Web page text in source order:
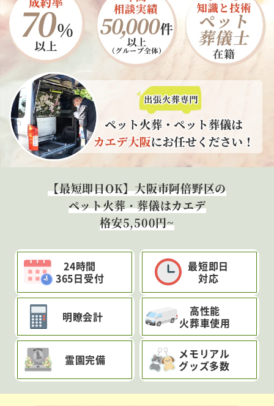
【最短即日OK】大阪市阿倍野区の
ペット火葬・葬儀はカエデ
格安5,500円~
24時間
365日受付
最短即日
対応
明瞭会計
高性能
火葬車使用
霊園完備
メモリアル
グッズ多数